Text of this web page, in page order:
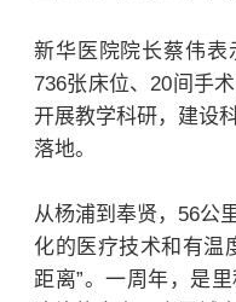
新华医院院长蔡伟
736张床位、20间手
开展教学科研，建设
落地。
从杨浦到奉贤，56公
化的医疗技术和有温
距离”。一周年，是